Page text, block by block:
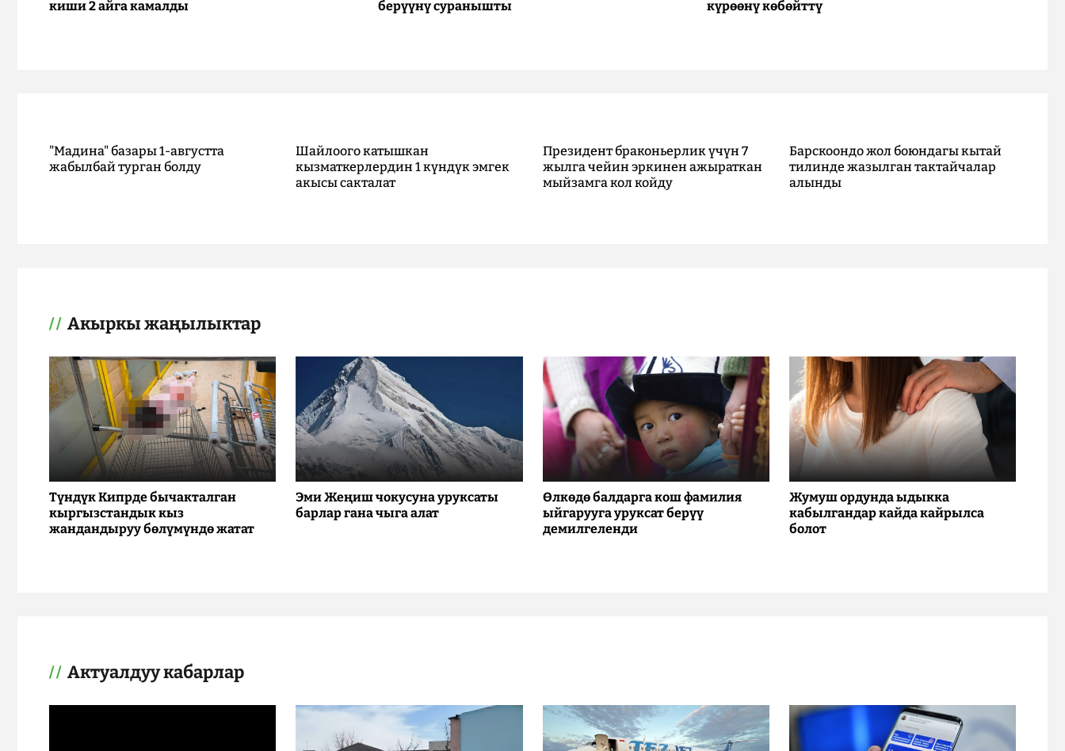
киши 2 айга камалды
берүүнү суранышты
күрөөнү көбөйттү
"Мадина" базары 1-августта
жабылбай турган болду
Шайлоого катышкан
кызматкерлердин 1 күндүк эмгек
акысы сакталат
Президент браконьерлик үчүн 7
жылга чейин эркинен ажыраткан
мыйзамга кол койду
Барскоондо жол боюндагы кытай
тилинде жазылган тактайчалар
алынды
Акыркы жаңылыктар
Түндүк Кипрде бычакталган
кыргызстандык кыз
жандандыруу бөлүмүндө жатат
Эми Жеңиш чокусуна уруксаты
барлар гана чыга алат
Өлкөдө балдарга кош фамилия
ыйгарууга уруксат берүү
демилгеленди
Жумуш ордунда ыдыкка
кабылгандар кайда кайрылса
болот
Актуалдуу кабарлар